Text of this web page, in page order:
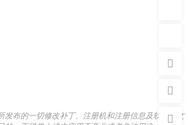
发布的一切修改补丁、注册机和注册信息及软件的文